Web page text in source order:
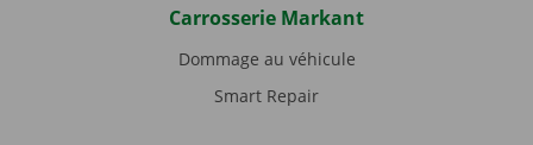
Carrosserie Markant
Dommage au véhicule
Smart Repair